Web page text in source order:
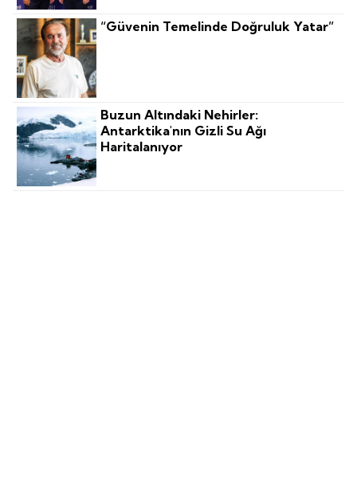
“Güvenin Temelinde Doğruluk Yatar”
Buzun Altındaki Nehirler:
Antarktika'nın Gizli Su Ağı
Haritalanıyor